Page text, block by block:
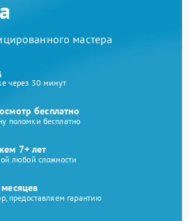
мастера
через 30 минут
бесплатно
поломки бесплатно
7+ лет
любой сложности
предоставляем гарантию